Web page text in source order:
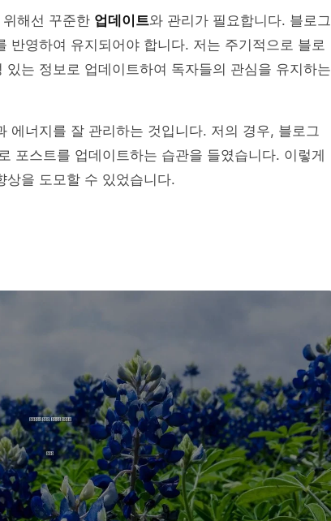
해선 꾸준한 업데이트와 관리가 필요합니다. 블로그
반영하여 유지되어야 합니다. 저는 주기적으로 블로
는 정보로 업데이트하여 독자들의 관심을 유지하는
에너지를 잘 관리하는 것입니다. 저의 경우, 블로그
포스트를 업데이트하는 습관을 들였습니다. 이렇게
상을 도모할 수 있었습니다.